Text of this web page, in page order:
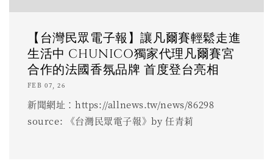
【台灣民眾電子報】讓凡爾賽輕鬆走進
生活中 CHUNICO獨家代理凡爾賽宮
合作的法國香氛品牌 首度登台亮相
FEB 07, 26
新聞網址：https://allnews.tw/news/86298
source: 《台灣民眾電子報》by 任青莉